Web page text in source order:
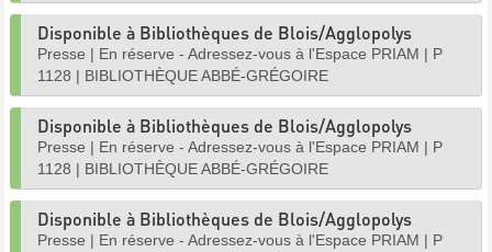
Disponible à Bibliothèques de Blois/Agglopolys
Presse | En réserve - Adressez-vous à l'Espace PRIAM | P
1128 | BIBLIOTHÈQUE ABBÉ-GRÉGOIRE
Disponible à Bibliothèques de Blois/Agglopolys
Presse | En réserve - Adressez-vous à l'Espace PRIAM | P
1128 | BIBLIOTHÈQUE ABBÉ-GRÉGOIRE
Disponible à Bibliothèques de Blois/Agglopolys
Presse | En réserve - Adressez-vous à l'Espace PRIAM | P